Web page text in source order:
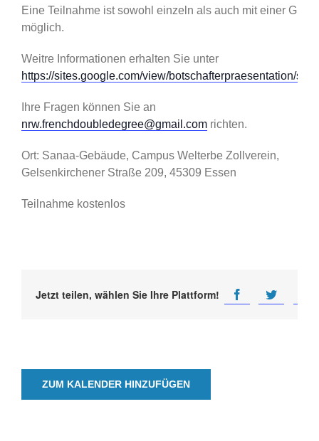
Eine Teilnahme ist sowohl einzeln als auch mit einer
möglich.
Weitre Informationen erhalten Sie unter
https://sites.google.com/view/botschafterpraesentation/
Ihre Fragen können Sie an
nrw.frenchdoubledegree@gmail.comrichten.
Ort: Sanaa-Gebäude, Campus Welterbe Zollverein,
Gelsenkirchener Straße 209, 45309 Essen
Teilnahme kostenlos
Jetzt teilen, wählen Sie Ihre Plattform!
ZUM KALENDER HINZUFÜGEN